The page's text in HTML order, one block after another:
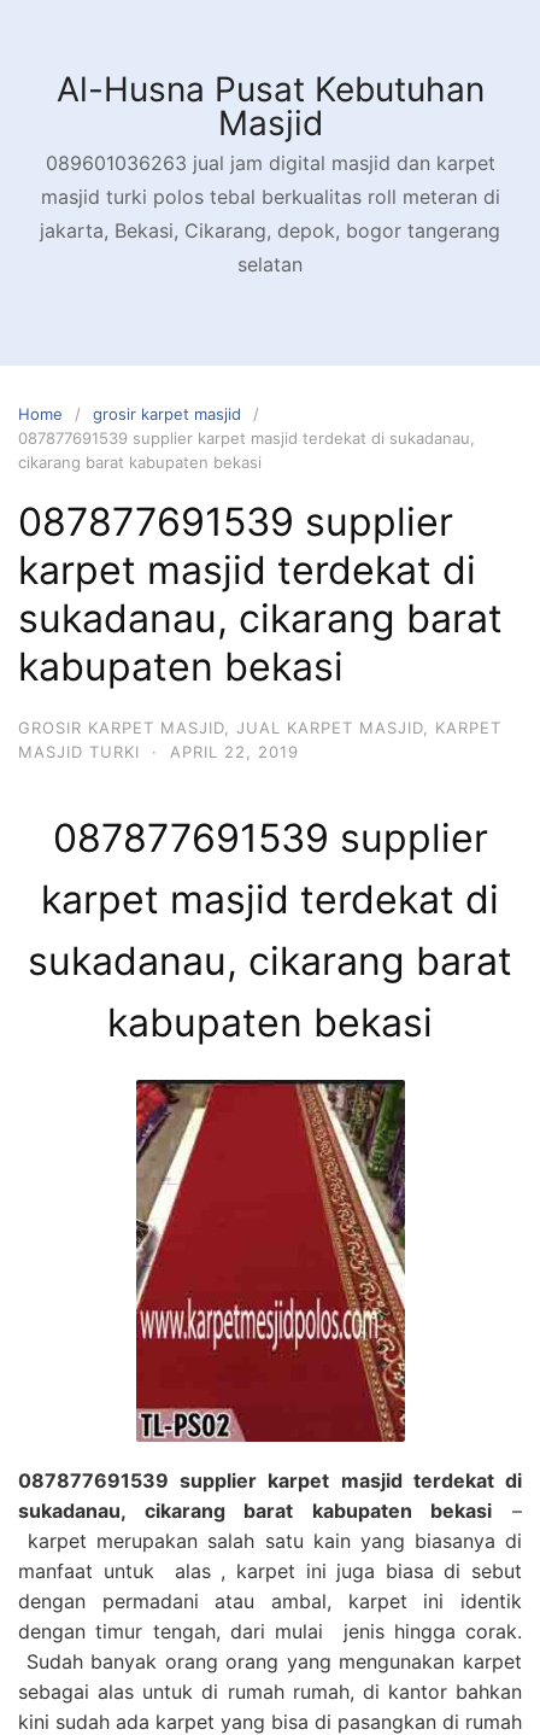
contentAl-Husna Pusat Kebutuhan
Masjid
089601036263 jual jam digital masjid dan karpet
masjid turki polos tebal berkualitas roll meteran di
jakarta, Bekasi, Cikarang, depok, bogor tangerang
selatan
Home
grosir karpet masjid
087877691539 supplier karpet masjid terdekat di sukadanau,
cikarang barat kabupaten bekasi
087877691539 supplier
karpet masjid terdekat di
sukadanau, cikarang barat
kabupaten bekasi
GROSIR KARPET MASJID JUAL KARPET MASJID
KARPET
MASJID TURKI
· APRIL 22, 2019
087877691539 supplier
karpet masjid terdekat di
sukadanau, cikarang barat
kabupaten bekasi
087877691539 supplier karpet masjid terdekat di
sukadanau, cikarang barat kabupaten bekasi –
karpet merupakan salah satu kain yang biasanya di
manfaat untuk alas , karpet ini juga biasa di sebut
dengan permadani atau ambal, karpet ini identik
dengan timur tengah, dari mulai jenis hingga corak.
Sudah banyak orang orang yang mengunakan karpet
sebagai alas untuk di rumah rumah, di kantor bahkan
kini sudah ada karpet yang bisa di pasangkan di rumah